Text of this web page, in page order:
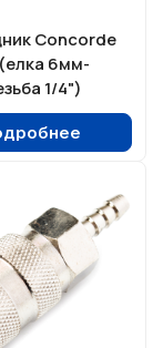
Concorde
6мм-
1/4")